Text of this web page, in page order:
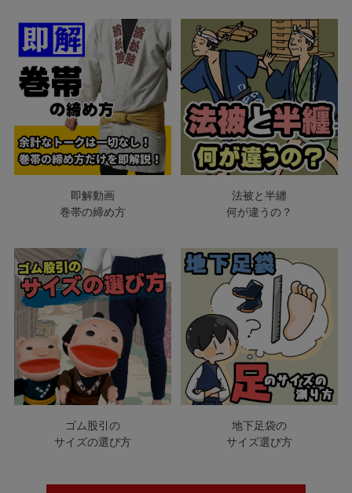
即解動画
巻帯の締め方
法被と半纏
何が違うの？
ゴム股引の
サイズの選び方
地下足袋の
サイズ選び方